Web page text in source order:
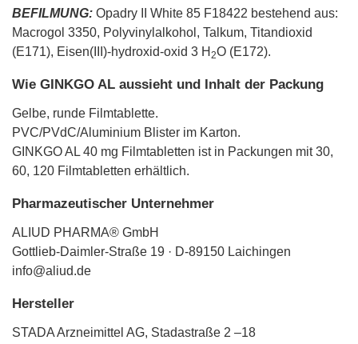
BEFILMUNG: Opadry II White 85 F18422 bestehend aus:
Macrogol 3350, Polyvinylalkohol, Talkum, Titandioxid
(E171), Eisen(III)-hydroxid-oxid 3 H 2O (E172).
Wie GINKGO AL aussieht und Inhalt der Packung
Gelbe, runde Filmtablette.
PVC/PVdC/Aluminium Blister im Karton.
GINKGO AL 40 mg Filmtabletten ist in Packungen mit 30,
60, 120 Filmtabletten erhältlich.
Pharmazeutischer Unternehmer
ALIUD PHARMA® GmbH
Gottlieb-Daimler-Straße 19 · D-89150 Laichingen
info@aliud.de
Hersteller
STADA Arzneimittel AG, Stadastraße 2 –18